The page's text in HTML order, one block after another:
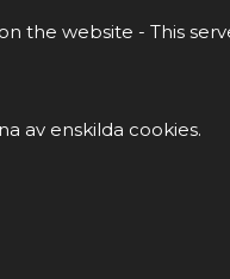
the website - This
av enskilda cookies.